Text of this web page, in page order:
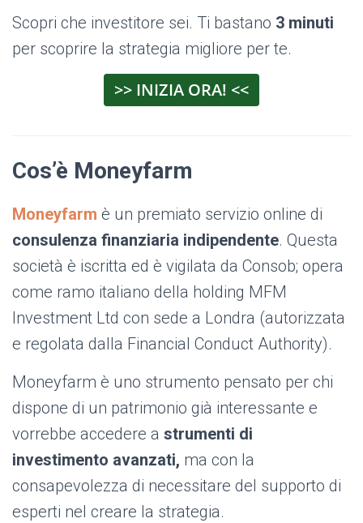
Scopri che investitore sei. Ti bastano 3 minuti
per scoprire la strategia migliore per te.
>> INIZIA ORA! <<
Cos’è Moneyfarm
Moneyfarm è un premiato servizio online di
consulenza finanziaria indipendente. Questa
società è iscritta ed è vigilata da Consob; opera
come ramo italiano della holding MFM
Investment Ltd con sede a Londra (autorizzata
e regolata dalla Financial Conduct Authority).
Moneyfarm è uno strumento pensato per chi
dispone di un patrimonio già interessante e
vorrebbe accedere a strumenti di
investimento avanzati, ma con la
consapevolezza di necessitare del supporto di
esperti nel creare la strategia.